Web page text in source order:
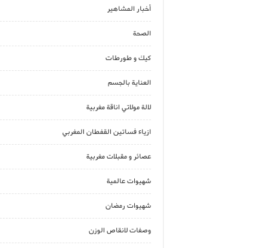
أخبار المشاهير
الصحة
كيك و طورطات
العناية بالجسم
لالة مولاتي اناقة مغربية
ازياء فساتين القفطان المغربي
عصائر و مقبلات مغربية
شهيوات عالمية
شهيوات رمضان
وصفات لانقاص الوزن